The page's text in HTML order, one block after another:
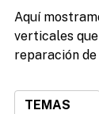
Aquí
verticales
reparación
TEMAS